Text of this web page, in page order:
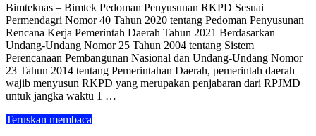
Bimteknas – Bimtek Pedoman Penyusunan RKPD Sesuai
Permendagri Nomor 40 Tahun 2020 tentang Pedoman Penyusunan
Rencana Kerja Pemerintah Daerah Tahun 2021 Berdasarkan
Undang-Undang Nomor 25 Tahun 2004 tentang Sistem
Perencanaan Pembangunan Nasional dan Undang-Undang Nomor
23 Tahun 2014 tentang Pemerintahan Daerah, pemerintah daerah
wajib menyusun RKPD yang merupakan penjabaran dari RPJMD
untuk jangka waktu 1 …
Teruskan membaca